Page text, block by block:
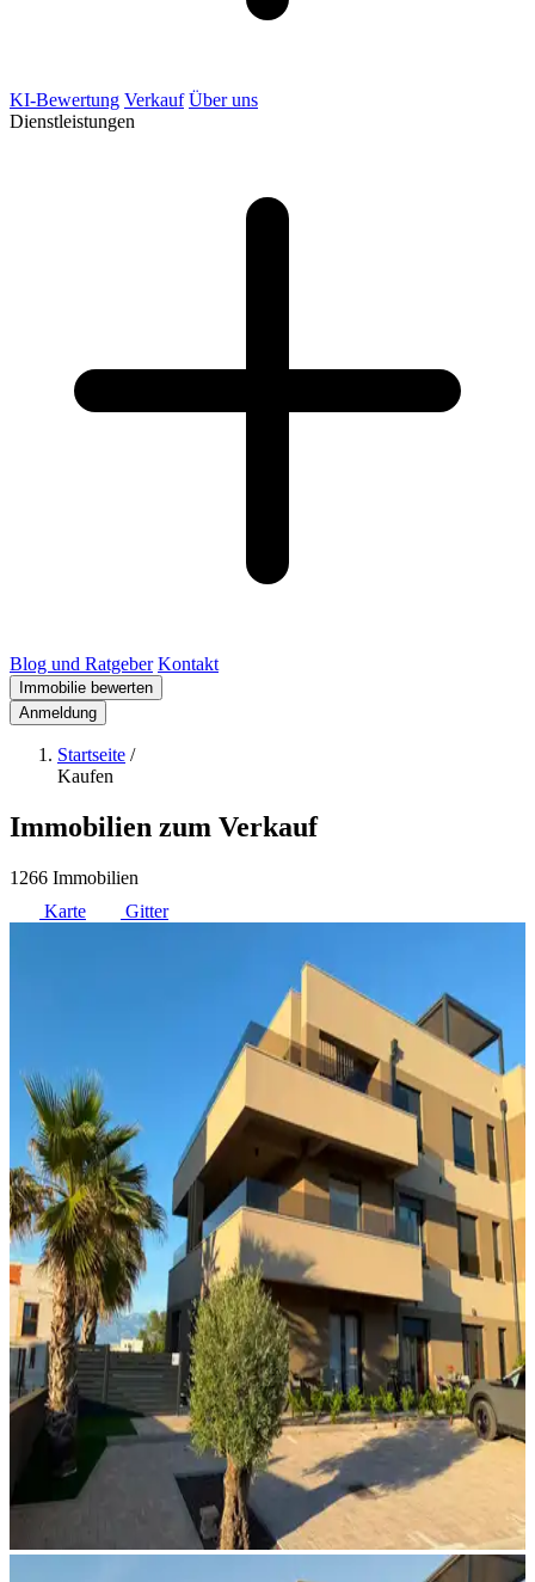
KI-Bewertung Verkauf Über uns
Dienstleistungen
Blog und Ratgeber Kontakt
Immobilie bewerten
Anmeldung
Startseite /
Kaufen
Immobilien zum Verkauf
1266 Immobilien
Karte
Gitter